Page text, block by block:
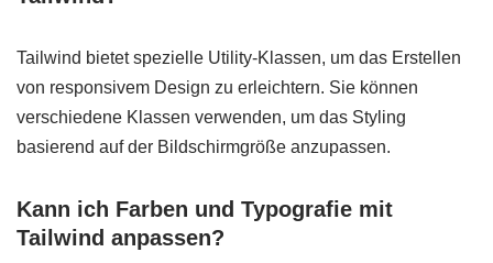
Tailwind bietet spezielle Utility-Klassen, um das Erstellen
von responsivem Design zu erleichtern. Sie können
verschiedene Klassen verwenden, um das Styling
basierend auf der Bildschirmgröße anzupassen.
Kann ich Farben und Typografie mit
Tailwind anpassen?